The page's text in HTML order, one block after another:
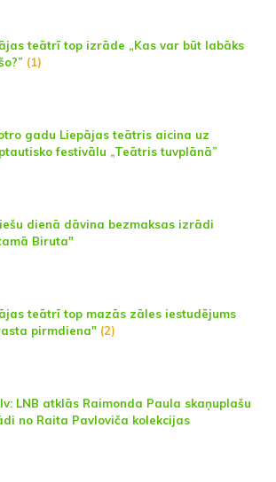
teātrī top izrāde „Kas var būt labāks
(1)
gadu Liepājas teātris aicina uz
festivālu „Teātris tuvplānā”
dienā dāvina bezmaksas izrādi
Biruta"
teātrī top mazās zāles iestudējums
pirmdiena" (2)
LNB atklās Raimonda Paula skaņuplašu
no Raita Pavloviča kolekcijas